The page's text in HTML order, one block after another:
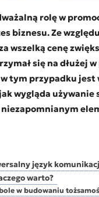
rolę w
biznesu. Ze
wszelką cenę
się na dłużej
tym przypadku
wygląda
niezapomnianym
język
warto?
w budowaniu